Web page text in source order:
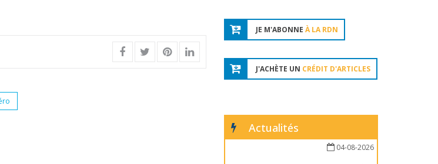
JE M'ABONNE À LA RDN
J'ACHÈTE UN CRÉDIT D'ARTICLES
Actualités
04-08-2026